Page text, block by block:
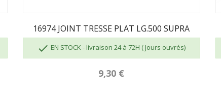
16974 JOINT TRESSE PLAT LG.500 SUPRA
 EN STOCK - livraison 24 à 72H ( Jours ouvrés)
9,30 €